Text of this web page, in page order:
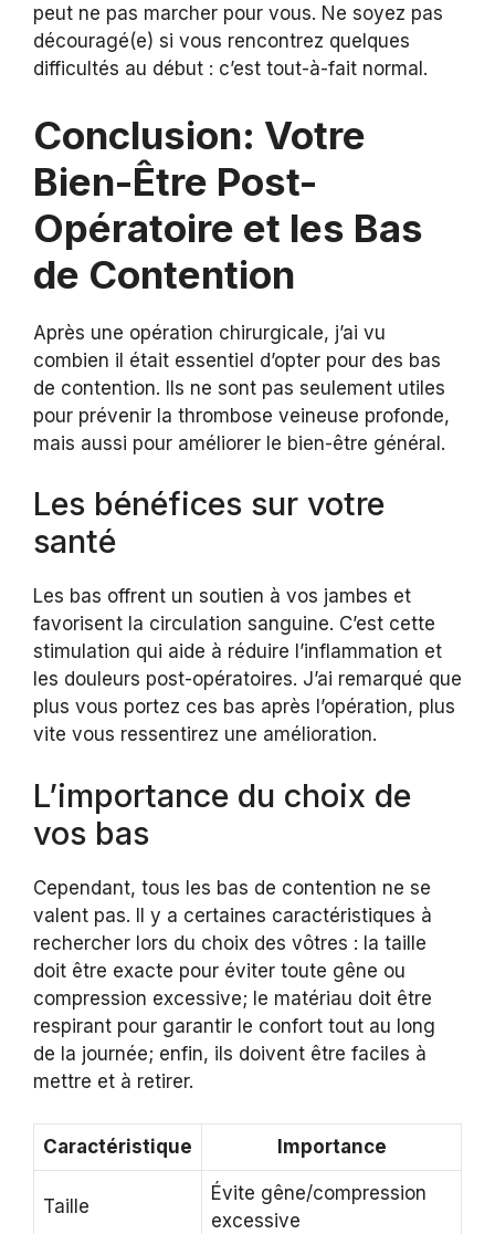
peut ne pas marcher pour vous. Ne soyez pas
découragé(e) si vous rencontrez quelques
difficultés au début : c’est tout-à-fait normal.
Conclusion: Votre
Bien-Être Post-
Opératoire et les Bas
de Contention
Après une opération chirurgicale, j’ai vu
combien il était essentiel d’opter pour des bas
de contention. Ils ne sont pas seulement utiles
pour prévenir la thrombose veineuse profonde,
mais aussi pour améliorer le bien-être général.
Les bénéfices sur votre
santé
Les bas offrent un soutien à vos jambes et
favorisent la circulation sanguine. C’est cette
stimulation qui aide à réduire l’inflammation et
les douleurs post-opératoires. J’ai remarqué que
plus vous portez ces bas après l’opération, plus
vite vous ressentirez une amélioration.
L’importance du choix de
vos bas
Cependant, tous les bas de contention ne se
valent pas. Il y a certaines caractéristiques à
rechercher lors du choix des vôtres : la taille
doit être exacte pour éviter toute gêne ou
compression excessive; le matériau doit être
respirant pour garantir le confort tout au long
de la journée; enfin, ils doivent être faciles à
mettre et à retirer.
Caractéristique Importance
Taille
Évite gêne/compression
excessive